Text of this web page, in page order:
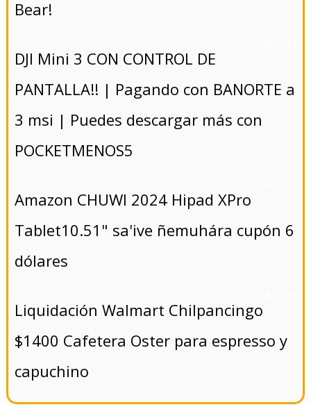
Bear!
DJI Mini 3 CON CONTROL DE
PANTALLA!! | Pagando con BANORTE a
3 msi | Puedes descargar más con
POCKETMENOS5
Amazon CHUWI 2024 Hipad XPro
Tablet10.51" sa'ive ñemuhára cupón 6
dólares
Liquidación Walmart Chilpancingo
$1400 Cafetera Oster para espresso y
capuchino